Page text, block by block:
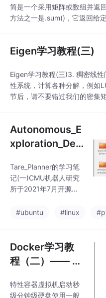
件，从而为local_plann
er提供帮助。1.采样路
径的生成利用车辆的运
度上的离散，从而通过
预测得到未来一段时间
现了采样路径的生成。
下面
简是一个采用矩阵或数组并返
方法之一是.sum()，它返回给
Eigen学习教程(三)
Eigen学习教程(三)3. 稠密线
性系统，计算各种分解，例如
节后，请不要错过我们的密集
用于所有情况的示例开始，这
性求解Matrix3f A;Ve
Autonomous_E
xploration_Dev
ronment的学习
笔记(一)
Tare_Planner的学习笔
记(一)CMU机器人研究
所于2021年7月开源全
和探索框架,其主要算法
分为自主探索环境和探
索planner两部分:其主
要效果在链接中主要表
震撼，所以接下来将针
#ubuntu #linux
Docker学习教
程（二）—— D
U加速和使用说
特性容器虚拟机启动秒
级分钟级硬盘使用一般